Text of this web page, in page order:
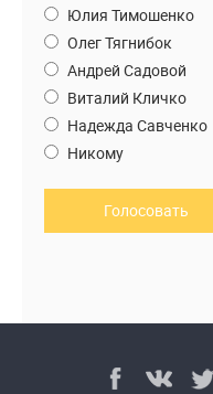
Юлия Тимошенко
Олег Тягнибок
Андрей Садовой
Виталий Кличко
Надежда Савченко
Никому
Голосовать